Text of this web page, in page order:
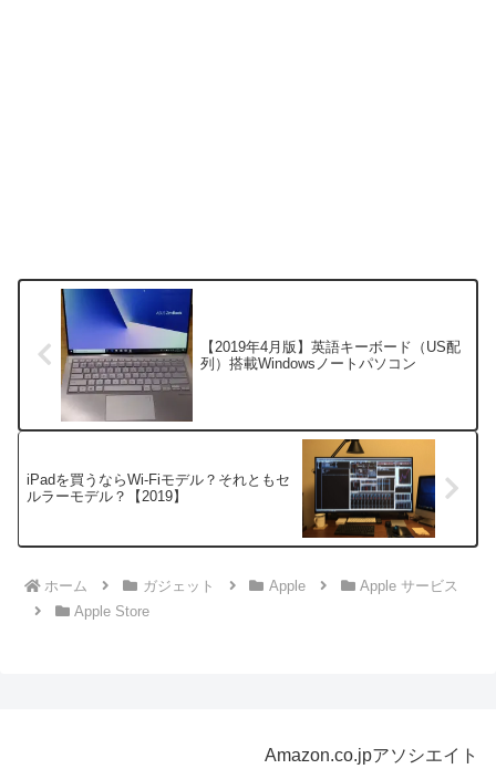
【2019年4月版】英語キーボード（US配
列）搭載Windowsノートパソコン
iPadを買うならWi-Fiモデル？それともセ
ルラーモデル？【2019】
ホーム ガジェット Apple
Apple サービス
Apple Store
Amazon.co.jpアソシエイト